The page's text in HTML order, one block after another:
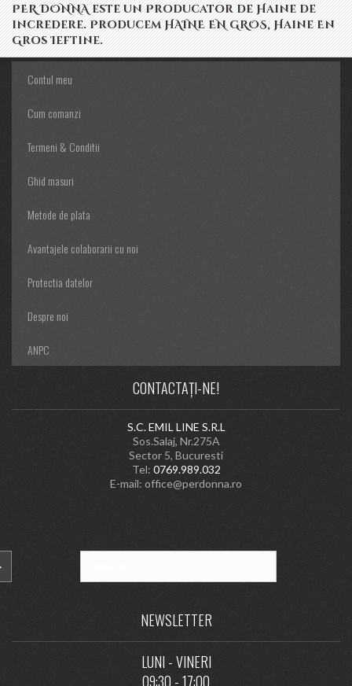
PER DONNA este un Producator de Haine de
incredere. Producem HAINE EN GROS, Haine En
Gros Ieftine.
Contul meu
Cum comanzi
Termeni & Conditii
Ghid masuri
Metode de plata
Avantajele colaborarii cu noi
Protectia datelor
Despre noi
ANPC
CONTACTAȚI-NE!
S.C. EMIL LINE S.R.L
Sos.Salaj, Nr.275A
Sector 5, Bucuresti
Tel: 0769.989.032
E-mail: office@perdonna.ro
NEWSLETTER
LUNI - VINERI
09:30 - 17:00